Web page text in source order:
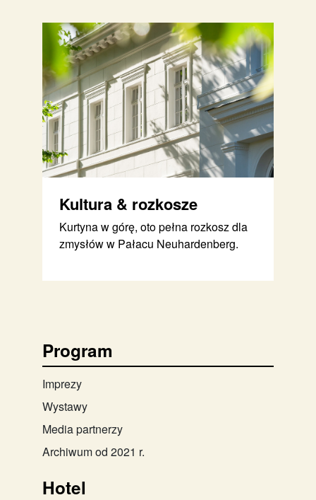
Kultura & rozkosze
Kurtyna w górę, oto pełna rozkosz dla
zmysłów w Pałacu Neuhardenberg.
Program
Imprezy
Wystawy
Media partnerzy
Archiwum od 2021 r.
Hotel